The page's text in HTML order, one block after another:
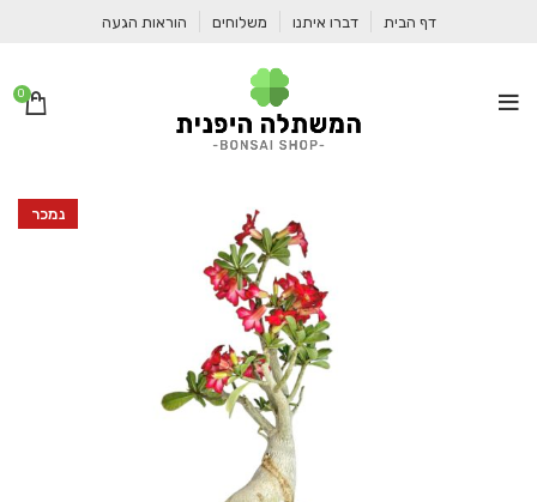
דף הבית דברו איתנו משלוחים הוראות הגעה
0
נמכר